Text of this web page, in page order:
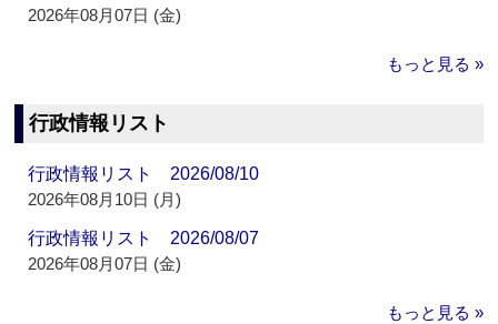
2026年08月07日 (金)
もっと見る »
行政情報リスト
行政情報リスト 2026/08/10
2026年08月10日 (月)
行政情報リスト 2026/08/07
2026年08月07日 (金)
もっと見る »